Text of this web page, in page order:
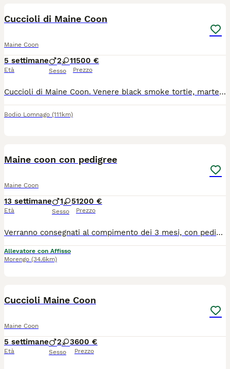
Cuccioli di Maine Coon
Maine Coon
5 settimane
Età
2 1
Sesso
1500 €
Prezzo
Cuccioli di Maine Coon. Venere black smoke tortie, marte e oriente rossi tabby. I cuccioli saranno pronti per la loro famiglia dal 16/10. I cuccioli avranno pedigree, ciclo vaccinale completo, saranno sverminati, libretto vaccinale, certificato di buona salute. È possibile visionare i cuccioli di persona dal 2/9 in poi, ma mi rendo disponibile a videochiamate per vedere al meglio i piccoli
Bodio Lomnago (111km)
Maine coon con pedigree
Maine Coon
13 settimane
Età
1 5
Sesso
1200 €
Prezzo
Verranno consegnati al compimento dei 3 mesi, con pedigree AFeF da compagnia. Profilassi vaccinale completa, thermochip! Verrà consegnato un kit puppy per accoglierlo nella nuova casa! Genitori testati e eco pulito!
Allevatore con Affisso
Morengo (34.6km)
Cuccioli Maine Coon
Maine Coon
5 settimane
Età
2 3
Sesso
600 €
Prezzo